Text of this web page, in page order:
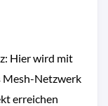
Hier wird mit
Mesh-Netzwerk
erreichen